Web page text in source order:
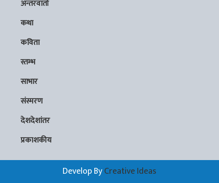
अन्तरवार्ता
कथा
कविता
स्तम्भ
साभार
संस्मरण
देशदेशांतर
प्रकाशकीय
Develop ByCreative Ideas